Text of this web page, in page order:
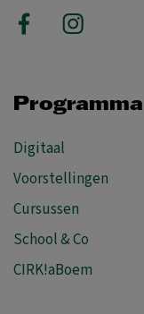
Programma
Digitaal
Voorstellingen
Cursussen
School & Co
CIRK!aBoem